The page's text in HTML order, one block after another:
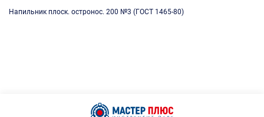
Напильник плоск. остронос. 200 №3 (ГОСТ 1465-80)